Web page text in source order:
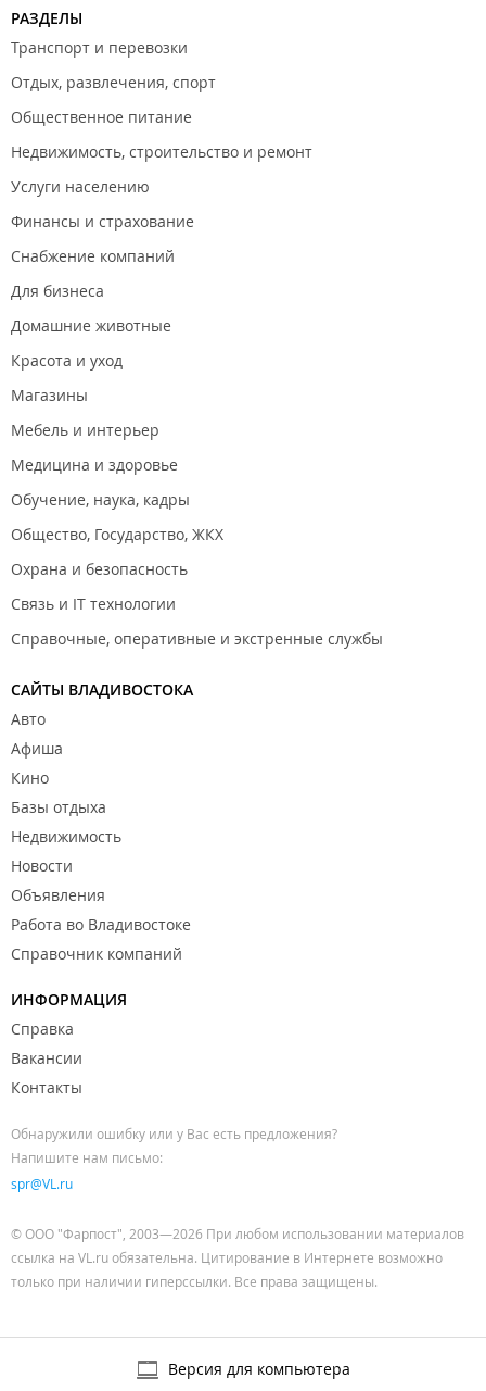
РАЗДЕЛЫ
Транспорт и перевозки
Отдых, развлечения, спорт
Общественное питание
Недвижимость, строительство и ремонт
Услуги населению
Финансы и страхование
Снабжение компаний
Для бизнеса
Домашние животные
Красота и уход
Магазины
Мебель и интерьер
Медицина и здоровье
Обучение, наука, кадры
Общество, Государство, ЖКХ
Охрана и безопасность
Связь и IT технологии
Справочные, оперативные и экстренные службы
САЙТЫ ВЛАДИВОСТОКА
Авто
Афиша
Кино
Базы отдыха
Недвижимость
Новости
Объявления
Работа во Владивостоке
Справочник компаний
ИНФОРМАЦИЯ
Справка
Вакансии
Контакты
Обнаружили ошибку или у Вас есть предложения?
Напишите нам письмо:
spr@VL.ru
© ООО "Фарпост", 2003—2026 При любом использовании материалов
ссылка на VL.ru обязательна. Цитирование в Интернете возможно
только при наличии гиперссылки. Все права защищены.
Версия для компьютера